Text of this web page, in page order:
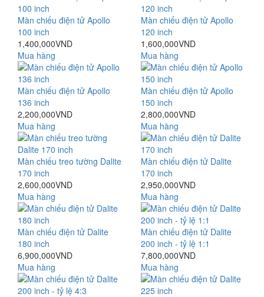
Màn chiếu điện tử Apollo
100 inch
1,400,000VND
Mua hàng
Màn chiếu điện tử Apollo
120 inch
1,600,000VND
Mua hàng
Màn chiếu điện tử Apollo
136 inch
2,200,000VND
Mua hàng
Màn chiếu điện tử Apollo
150 inch
2,800,000VND
Mua hàng
Màn chiếu treo tường Dalite
170 inch
2,600,000VND
Mua hàng
Màn chiếu điện tử Dalite
170 inch
2,950,000VND
Mua hàng
Màn chiếu điện tử Dalite
180 inch
6,900,000VND
Mua hàng
Màn chiếu điện tử Dalite
200 inch - tỷ lệ 1:1
7,800,000VND
Mua hàng